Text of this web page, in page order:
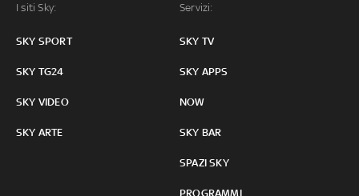
I siti Sky:
SKY SPORT
SKY TG24
SKY VIDEO
SKY ARTE
Servizi:
SKY TV
SKY APPS
NOW
SKY BAR
SPAZI SKY
PROGRAMMI